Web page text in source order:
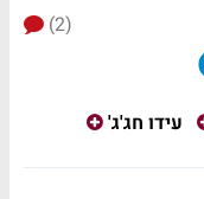
(2)
עידו חג'ג'